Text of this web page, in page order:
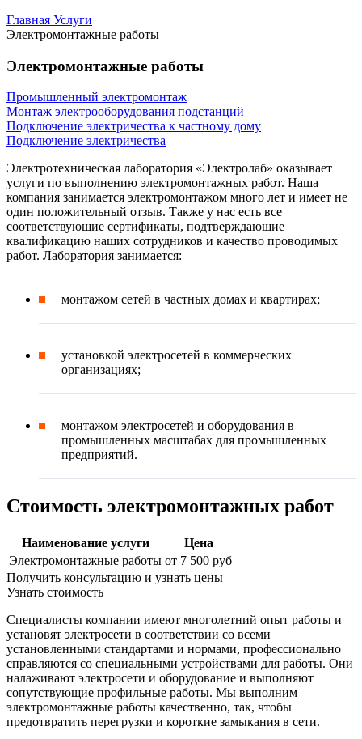
Главная Услуги
Электромонтажные работы
Электромонтажные работы
Промышленный электромонтаж
Монтаж электрооборудования подстанций
Подключение электричества к частному дому
Подключение электричества
Электротехническая лаборатория «Электролаб» оказывает
услуги по выполнению электромонтажных работ. Наша
компания занимается электромонтажом много лет и имеет не
один положительный отзыв. Также у нас есть все
соответствующие сертификаты, подтверждающие
квалификацию наших сотрудников и качество проводимых
работ. Лаборатория занимается:
монтажом сетей в частных домах и квартирах;
установкой электросетей в коммерческих
организациях;
монтажом электросетей и оборудования в
промышленных масштабах для промышленных
предприятий.
Стоимость электромонтажных работ
Наименование услуги
Цена
Электромонтажные работы от 7 500 руб
Получить консультацию и узнать цены
Узнать стоимость
Специалисты компании имеют многолетний опыт работы и
установят электросети в соответствии со всеми
установленными стандартами и нормами, профессионально
справляются со специальными устройствами для работы. Они
налаживают электросети и оборудование и выполняют
сопутствующие профильные работы. Мы выполним
электромонтажные работы качественно, так, чтобы
предотвратить перегрузки и короткие замыкания в сети.